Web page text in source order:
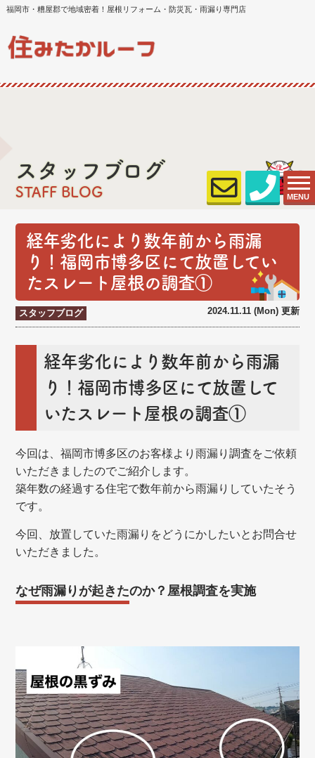
福岡市・糟屋郡で地域密着！屋根リフォーム・防災瓦・雨漏り専門店
MENU
スタッフブログ
STAFF BLOG
経年劣化により数年前から雨漏
り！福岡市博多区にて放置してい
たスレート屋根の調査①
スタッフブログ 2024.11.11 (Mon) 更新
経年劣化により数年前から雨漏
り！福岡市博多区にて放置して
いたスレート屋根の調査①
今回は、福岡市博多区のお客様より雨漏り調査をご依頼
いただきましたのでご紹介します。
築年数の経過する住宅で数年前から雨漏りしていたそう
です。
今回、放置していた雨漏りをどうにかしたいとお問合せ
いただきました。
なぜ雨漏りが起きたのか？屋根調査を実施